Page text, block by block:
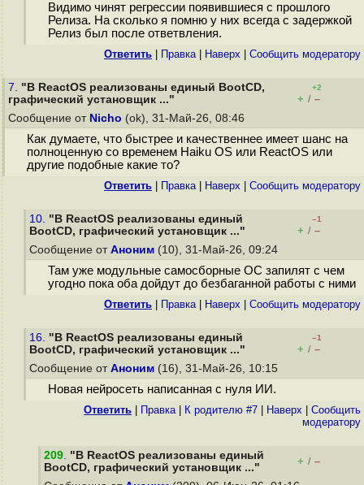
Видимо чинят регрессии появившиеся с прошлого
Релиза. На сколько я помню у них всегда с задержкой
Релиз был после ответвления.
Ответить Правка| Наверх Cообщить модератору
7. "В ReactOS реализованы единый BootCD,
графический установщик ..."
+2
+ / –
Сообщение от Nicho (ok), 31-Май-26, 08:46
Как думаете, что быстрее и качественнее имеет шанс на
полноценную со временем Haiku OS или ReactOS или
другие подобные какие то?
Ответить Правка| Наверх Cообщить модератору
10. "В ReactOS реализованы единый
BootCD, графический установщик ..."
–1
+ / –
Сообщение от Аноним (10), 31-Май-26, 09:24
Там уже модульные самосборные ОС запилят с чем
угодно пока оба дойдут до безбаганной работы с ними
Ответить Правка| Наверх Cообщить модератору
16. "В ReactOS реализованы единый
BootCD, графический установщик ..."
–1
+ / –
Сообщение от Аноним (16), 31-Май-26, 10:15
Новая нейросеть написанная с нуля ИИ.
Ответить Правка| К родителю #7 Наверх
Cообщить
модератору
209. "В ReactOS реализованы единый
BootCD, графический установщик ..."
+ / –